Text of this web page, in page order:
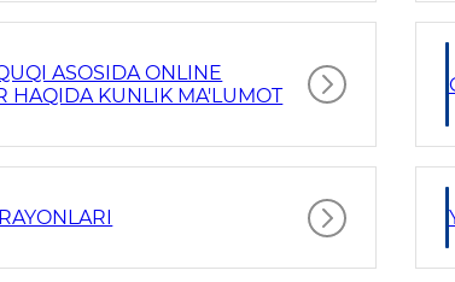
ASOSIDA ONLINE
HAQIDA KUNLIK MA'LUMOT